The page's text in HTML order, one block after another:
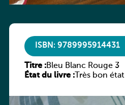
ISBN: 9789995914431
Titre :Bleu Blanc Rouge 3
État du livre :Très bon état